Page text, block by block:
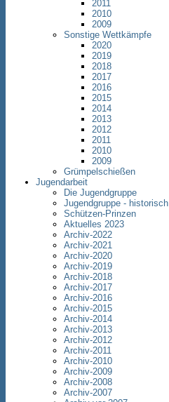
2011
2010
2009
Sonstige Wettkämpfe
2020
2019
2018
2017
2016
2015
2014
2013
2012
2011
2010
2009
Grümpelschießen
Jugendarbeit
Die Jugendgruppe
Jugendgruppe - historisch
Schützen-Prinzen
Aktuelles 2023
Archiv-2022
Archiv-2021
Archiv-2020
Archiv-2019
Archiv-2018
Archiv-2017
Archiv-2016
Archiv-2015
Archiv-2014
Archiv-2013
Archiv-2012
Archiv-2011
Archiv-2010
Archiv-2009
Archiv-2008
Archiv-2007